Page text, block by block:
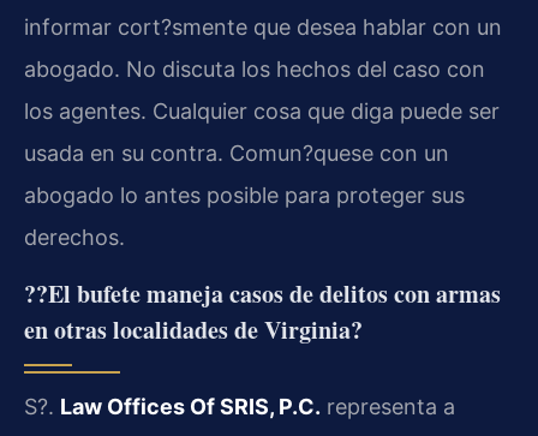
informar cort?smente que desea hablar con un
abogado. No discuta los hechos del caso con
los agentes. Cualquier cosa que diga puede ser
usada en su contra. Comun?quese con un
abogado lo antes posible para proteger sus
derechos.
??El bufete maneja casos de delitos con armas
en otras localidades de Virginia?
S?. Law Offices Of SRIS, P.C. representa a